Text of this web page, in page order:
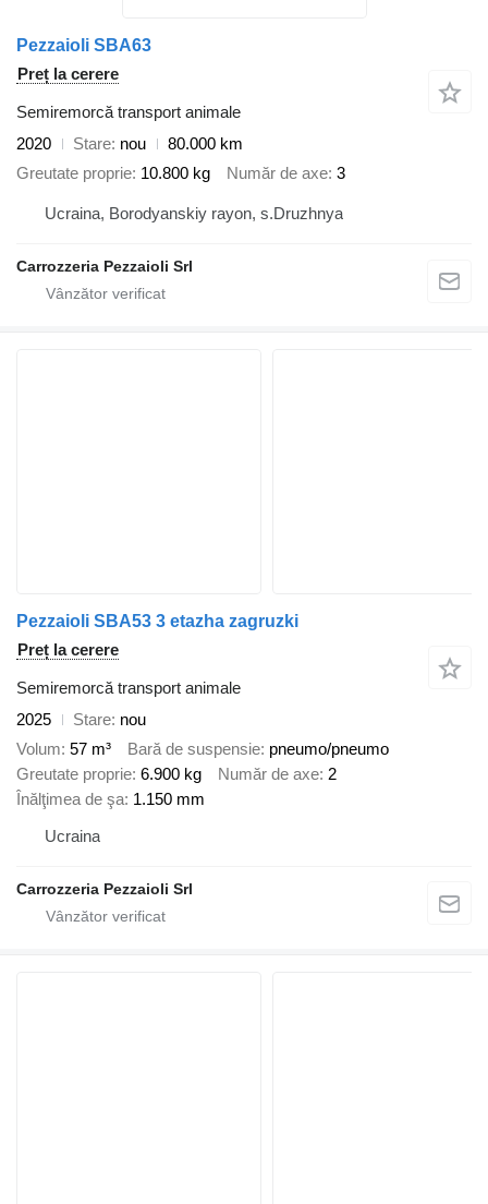
Pezzaioli SBA63
Preț la cerere
Semiremorcă transport animale
2020
Stare nou
80.000 km
Greutate proprie 10.800 kg Număr de axe 3
Ucraina, Borodyanskiy rayon, s.Druzhnya
Carrozzeria Pezzaioli Srl
Pezzaioli SBA53 3 etazha zagruzki
Preț la cerere
Semiremorcă transport animale
2025
Stare nou
Volum 57 m³ Bară de suspensie pneumo/pneumo
Greutate proprie 6.900 kg Număr de axe 2
Înălţimea de şa 1.150 mm
Ucraina
Carrozzeria Pezzaioli Srl